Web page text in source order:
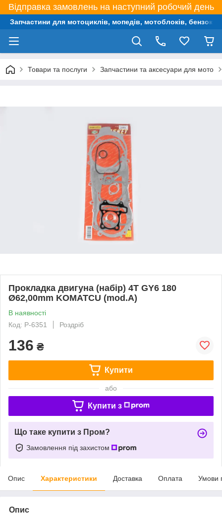
Відправка замовлень на наступний робочий день
Запчастини для мотоциклів, мопедів, мотоблоків,
Товари та послуги Запчастини та аксесуари для мото
Прокладка двигуна (набір) 4T GY6 180
Ø62,00mm KOMATCU (mod.A)
В наявності
Код: P-6351
Роздріб
136 ₴
Купити
або
Купити з
Що таке купити з Пром?
Замовлення під захистом
Опис Характеристики Доставка Оплата Умови
Опис